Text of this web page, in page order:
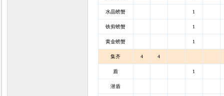
水晶螃蟹 1
铁剪螃蟹 1
黄金螃蟹 1
集齐 4 4
盾 1
潜盾